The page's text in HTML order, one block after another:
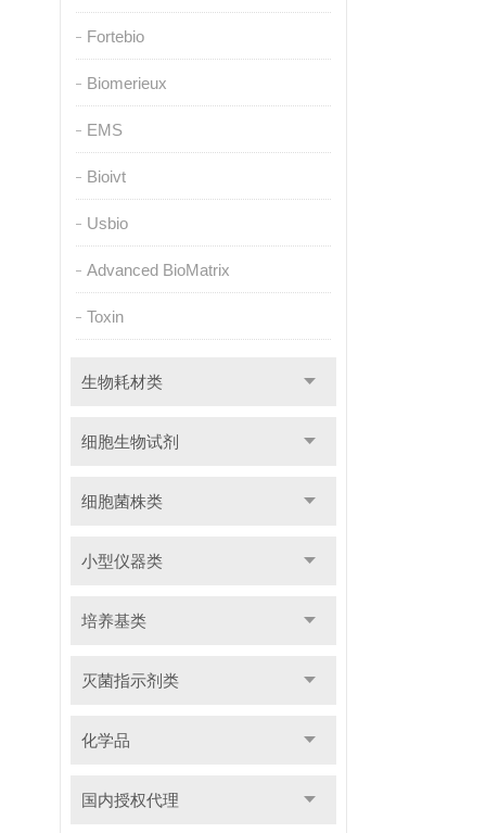
Fortebio
Biomerieux
EMS
Bioivt
Usbio
Advanced BioMatrix
Toxin
生物耗材类
细胞生物试剂
细胞菌株类
小型仪器类
培养基类
灭菌指示剂类
化学品
国内授权代理